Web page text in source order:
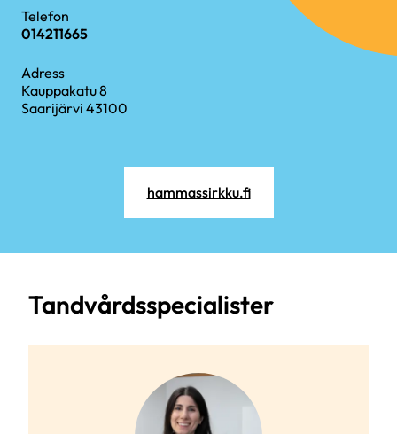
hammassirkku.fi
Telefon
014211665
Adress
Kauppakatu 8
Saarijärvi 43100
Tandvårdsspecialister